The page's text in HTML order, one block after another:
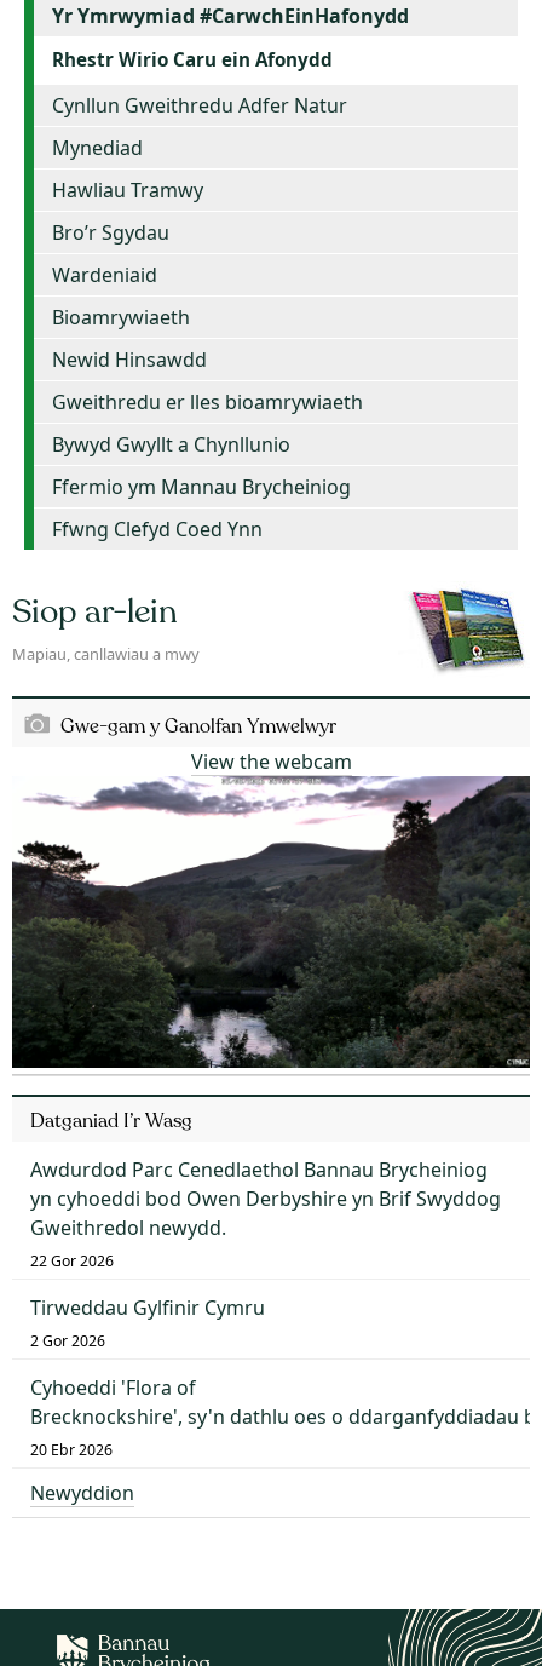
Yr Ymrwymiad #CarwchEinHafonydd
Rhestr Wirio Caru ein Afonydd
Cynllun Gweithredu Adfer Natur
Mynediad
Hawliau Tramwy
Bro’r Sgydau
Wardeniaid
Bioamrywiaeth
Newid Hinsawdd
Gweithredu er lles bioamrywiaeth
Bywyd Gwyllt a Chynllunio
Ffermio ym Mannau Brycheiniog
Ffwng Clefyd Coed Ynn
Siop ar-lein
Mapiau, canllawiau a mwy
Gwe-gam y Ganolfan Ymwelwyr
View the webcam
Datganiad I’r Wasg
Awdurdod Parc Cenedlaethol Bannau Brycheiniog
yn cyhoeddi bod Owen Derbyshire yn Brif Swyddog
Gweithredol newydd.
22 Gor 2026
Tirweddau Gylfinir Cymru
2 Gor 2026
Cyhoeddi 'Flora of
Brecknockshire', sy'n dathlu oes o ddarganfyddiadau
20 Ebr 2026
Newyddion